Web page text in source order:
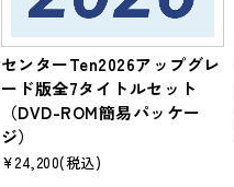
センターTen2026アップグレ
ード版全7タイトルセット
（DVD-ROM簡易パッケー
ジ）
¥24,200(税込)